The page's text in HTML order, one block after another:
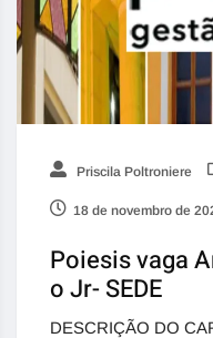
Priscila Poltroniere
18 de novembro de
Poiesis vaga
o Jr- SEDE
DESCRIÇÃO DO